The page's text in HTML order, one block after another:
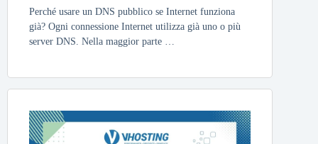
Perché usare un DNS pubblico se Internet funziona
già? Ogni connessione Internet utilizza già uno o più
server DNS. Nella maggior parte …